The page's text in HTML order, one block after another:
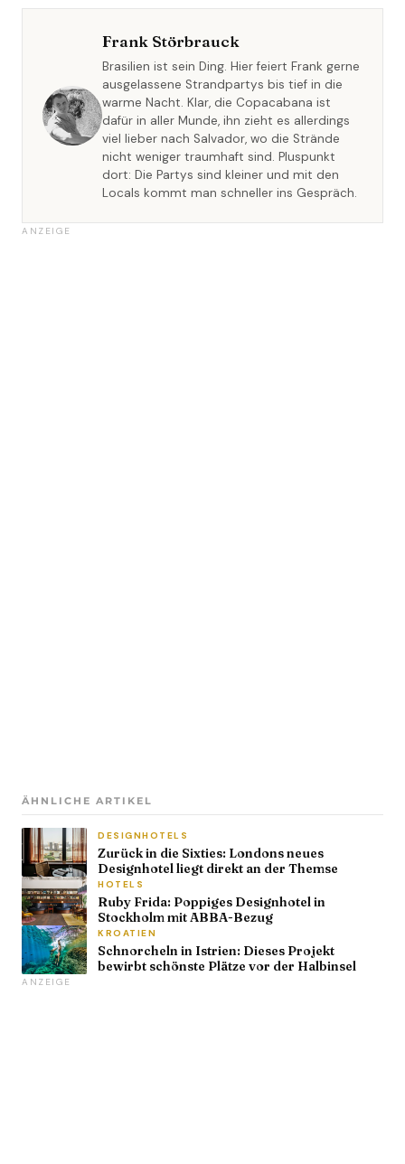
Frank Störbrauck
Brasilien ist sein Ding. Hier feiert Frank gerne
ausgelassene Strandpartys bis tief in die
warme Nacht. Klar, die Copacabana ist
dafür in aller Munde, ihn zieht es allerdings
viel lieber nach Salvador, wo die Strände
nicht weniger traumhaft sind. Pluspunkt
dort: Die Partys sind kleiner und mit den
Locals kommt man schneller ins Gespräch.
ANZEIGE
ÄHNLICHE ARTIKEL
DESIGNHOTELS
Zurück in die Sixties: Londons neues
Designhotel liegt direkt an der Themse
HOTELS
Ruby Frida: Poppiges Designhotel in
Stockholm mit ABBA-Bezug
KROATIEN
Schnorcheln in Istrien: Dieses Projekt
bewirbt schönste Plätze vor der Halbinsel
ANZEIGE